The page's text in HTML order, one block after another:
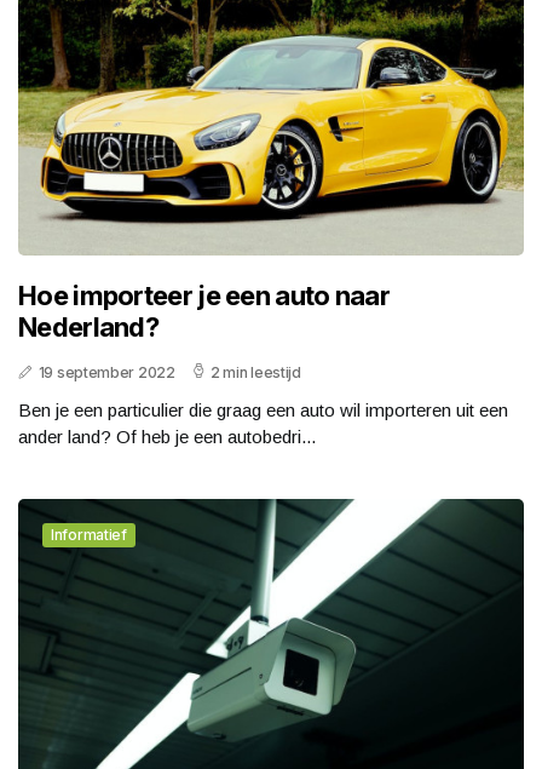
Hoe importeer je een auto naar
Nederland?
19 september 2022 2 min leestijd
Ben je een particulier die graag een auto wil importeren uit een
ander land? Of heb je een autobedri...
Informatief